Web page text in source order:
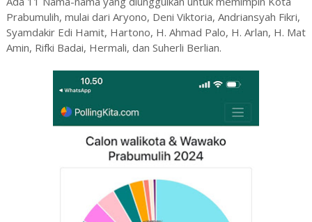
Prabumulih, mulai dari Aryono, Deni Viktoria, Andriansyah Fikri,
Syamdakir Edi Hamit, Hartono, H. Ahmad Palo, H. Arlan, H. Mat
Amin, Rifki Badai, Hermali, dan Suherli Berlian.